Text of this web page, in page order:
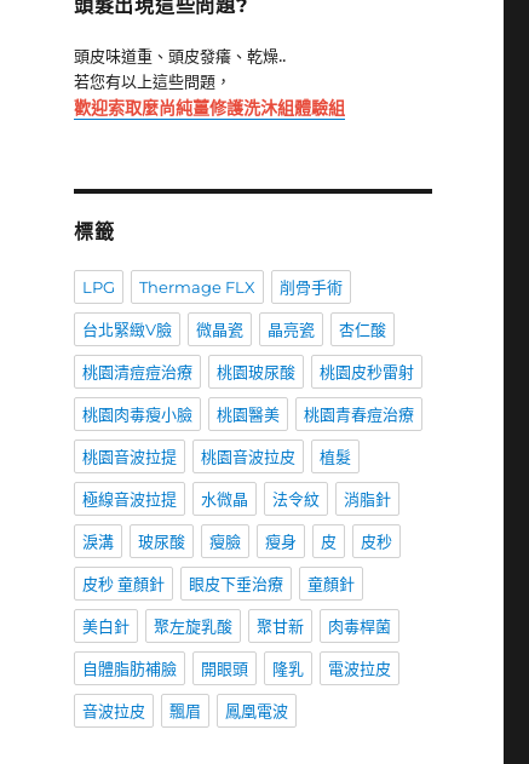
頭髮出現這些問題?
頭皮味道重、頭皮發癢、乾燥..
若您有以上這些問題，
歡迎索取麼尚純薑修護洗沐組體驗組
標籤
LPG Thermage FLX 削骨手術
台北緊緻V臉 微晶瓷 晶亮瓷 杏仁酸
桃園清痘痘治療 桃園玻尿酸 桃園皮秒雷射
桃園肉毒瘦小臉 桃園醫美 桃園青春痘治療
桃園音波拉提 桃園音波拉皮 植髮
極線音波拉提 水微晶 法令紋 消脂針
淚溝 玻尿酸 瘦臉 瘦身 皮 皮秒
皮秒 童顏針 眼皮下垂治療 童顏針
美白針 聚左旋乳酸 聚甘新 肉毒桿菌
自體脂肪補臉 開眼頭 隆乳 電波拉皮
音波拉皮 飄眉 鳳凰電波